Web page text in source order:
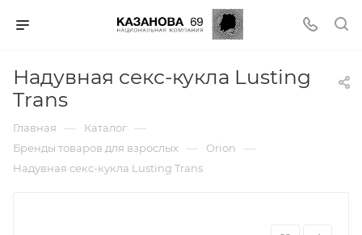
Надувная секс-кукла Lusting
Trans
Главная — Каталог —
Бренды товаров для взрослых — Orion —
Надувная секс-кукла Lusting Trans